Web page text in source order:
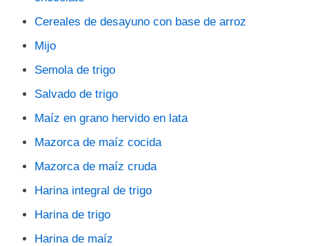
Cereales de desayuno con base de arroz
Mijo
Semola de trigo
Salvado de trigo
Maíz en grano hervido en lata
Mazorca de maíz cocida
Mazorca de maíz cruda
Harina integral de trigo
Harina de trigo
Harina de maíz